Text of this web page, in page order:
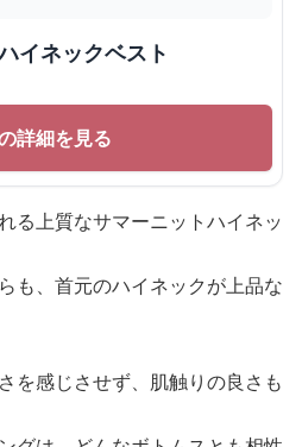
イネックベスト
詳細を見る
る上質なサマーニットハイネッ
も、首元のハイネックが上品な
を感じさせず、肌触りの良さも